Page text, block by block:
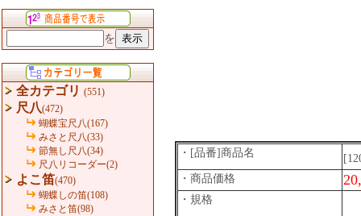
を
全カテゴリ (551)
尺八(472)
蝴蝶宝尺八(167)
みさと尺八(33)
節無し尺八(34)
尺八リコーダー(2)
よこ笛(470)
蝴蝶しの笛(108)
みさと笛(98)
・[品番]商品名
・商品価格
・規格